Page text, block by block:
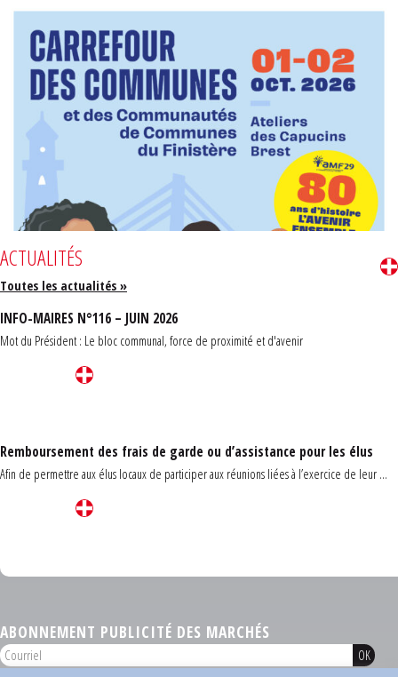
ACTUALITÉS
Toutes les actualités »
INFO-MAIRES N°116 – JUIN 2026
Mot du Président : Le bloc communal, force de proximité et d'avenir
Remboursement des frais de garde ou d’assistance pour les élus
Afin de permettre aux élus locaux de participer aux réunions liées à l’exercice de leur ...
ABONNEMENT PUBLICITÉ DES MARCHÉS